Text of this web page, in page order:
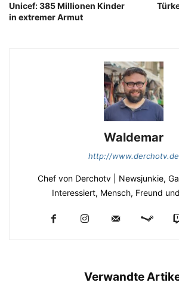
Unicef: 385 Millionen Kinder
in extremer Armut
Waldemar
http://www.derchotv.de
Chef von Derchotv | Newsjunkie,
Interessiert, Mensch, Freund
Verwandte